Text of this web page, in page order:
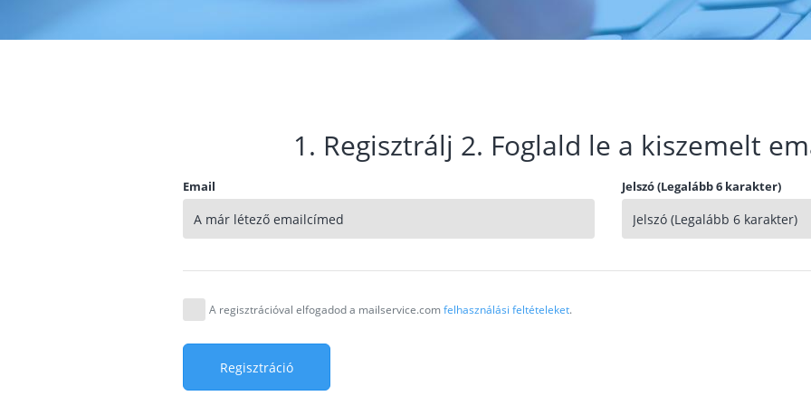
1. Regisztrálj 2. Foglald le a kiszemelt
Email Jelszó (Legalább 6 karakter)
A regisztrációval elfogadod a mailservice.comfelhasználási feltételeket.
Regisztráció